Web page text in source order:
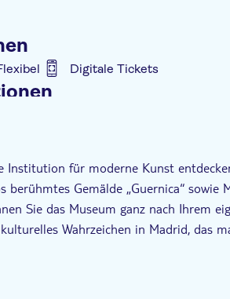
Digitale Tickets
Institution für moderne Kunst
berühmtes Gemälde „Guernica“
Sie das Museum ganz nach Ihrem
Wahrzeichen in Madrid, das